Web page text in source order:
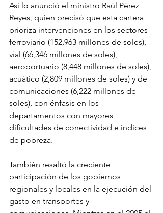
Así lo anunció el ministro Raúl Pérez
Reyes, quien precisó que esta cartera
prioriza intervenciones en los sectores
ferroviario (152,963 millones de soles),
vial (66,346 millones de soles),
aeroportuario (8,448 millones de soles),
acuático (2,809 millones de soles) y de
comunicaciones (6,222 millones de
soles), con énfasis en los
departamentos con mayores
dificultades de conectividad e índices
de pobreza.
También resaltó la creciente
participación de los gobiernos
regionales y locales en la ejecución del
gasto en transportes y